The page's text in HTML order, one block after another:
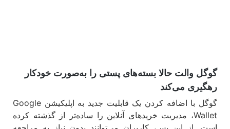
گوگل والت حالا بسته‌های پستی را به‌صورت خودکار
رهگیری می‌کند
گوگل با اضافه کردن یک قابلیت جدید به اپلیکیشن Google
Wallet، مدیریت خریدهای آنلاین را ساده‌تر از گذشته کرده